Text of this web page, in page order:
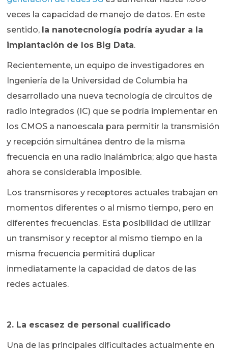
veces la capacidad de manejo de datos. En este
sentido, la nanotecnología podría ayudar a la
implantación de los Big Data.
Recientemente, un equipo de investigadores en
Ingeniería de la Universidad de Columbia ha
desarrollado una nueva tecnología de circuitos de
radio integrados (IC) que se podría implementar en
los CMOS a nanoescala para permitir la transmisión
y recepción simultánea dentro de la misma
frecuencia en una radio inalámbrica; algo que hasta
ahora se considerabla imposible.
Los transmisores y receptores actuales trabajan en
momentos diferentes o al mismo tiempo, pero en
diferentes frecuencias. Esta posibilidad de utilizar
un transmisor y receptor al mismo tiempo en la
misma frecuencia permitirá duplicar
inmediatamente la capacidad de datos de las
redes actuales.
2. La escasez de personal cualificado
Una de las principales dificultades actualmente en